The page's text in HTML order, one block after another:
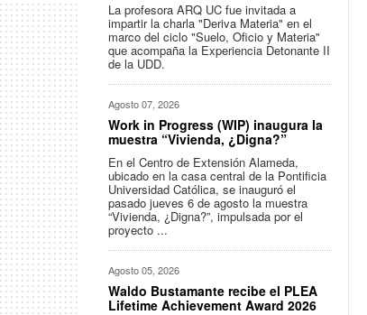
La profesora ARQ UC fue invitada a
impartir la charla "Deriva Materia" en el
marco del ciclo "Suelo, Oficio y Materia"
que acompaña la Experiencia Detonante II
de la UDD.
Agosto 07, 2026
Work in Progress (WIP) inaugura la
muestra “Vivienda, ¿Digna?”
En el Centro de Extensión Alameda,
ubicado en la casa central de la Pontificia
Universidad Católica, se inauguró el
pasado jueves 6 de agosto la muestra
“Vivienda, ¿Digna?”, impulsada por el
proyecto ...
Agosto 05, 2026
Waldo Bustamante recibe el PLEA
Lifetime Achievement Award 2026